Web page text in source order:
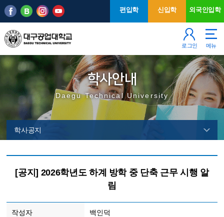
주메뉴
본문 바로가기
편입학 신입학 외국인입학
로그인 메뉴
학사안내
Daegu Technical University
학사공지
[공지] 2026학년도 하계 방학 중 단축 근무 시행 알
림
작성자 백인덕